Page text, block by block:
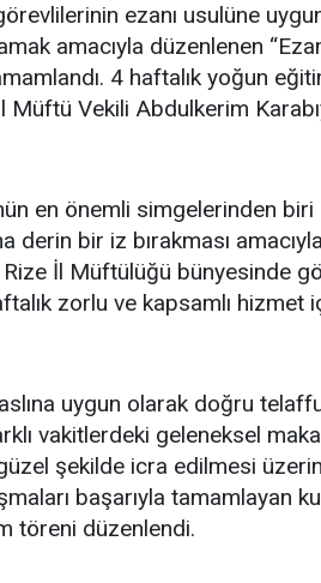
ezanı usulüne
amacıyla düzenlenen
4 haftalık yoğun
Vekili Abdulkerim
en önemli simgelerinden biri
bir iz bırakması
İl Müftülüğü bünyesinde
zorlu ve kapsamlı hizmet
uygun olarak doğru
vakitlerdeki geleneksel
şekilde icra edilmesi
başarıyla tamamlayan
töreni düzenlendi.